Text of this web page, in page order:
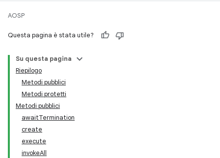
AOSP
Questa pagina è stata utile?
Su questa pagina
Riepilogo
Metodi pubblici
Metodi protetti
Metodi pubblici
awaitTermination
create
execute
invokeAll